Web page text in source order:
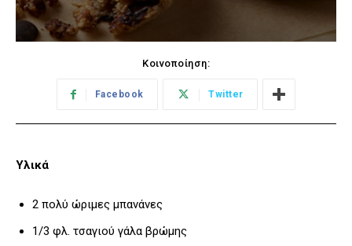
Κοινοποίηση:
Facebook Twitter
Υλικά
2 πολύ ώριμες μπανάνες
1/3 φλ. τσαγιού γάλα βρώμης